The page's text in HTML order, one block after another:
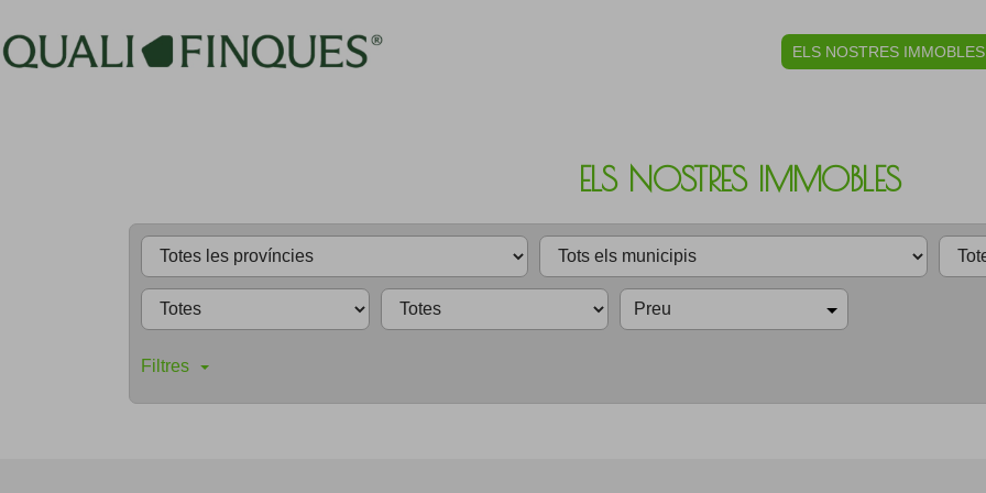
ELS NOSTRES IMMOBLES
ELS NOSTRES IMMOBLES
Preu
Filtres